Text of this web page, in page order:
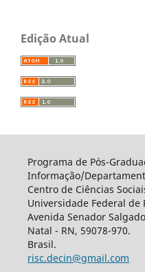
Edição Atual
Programa de Pós-
Informação/
Centro de Ciências
Universidade Federal de
Avenida Senador
Natal - RN, 59078-970.
Brasil.
risc.decin@gmail.com